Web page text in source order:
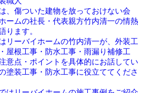
、傷ついた建物を放っておけない会
ームの社長・代表親方竹内清一の情熱
ります。
リーバイホームの竹内清一が、外装工
屋根工事・防水工事・雨漏り補修工
意点・ポイントを具体的にお話してい
塗装工事・防水工事に役立ててくださ